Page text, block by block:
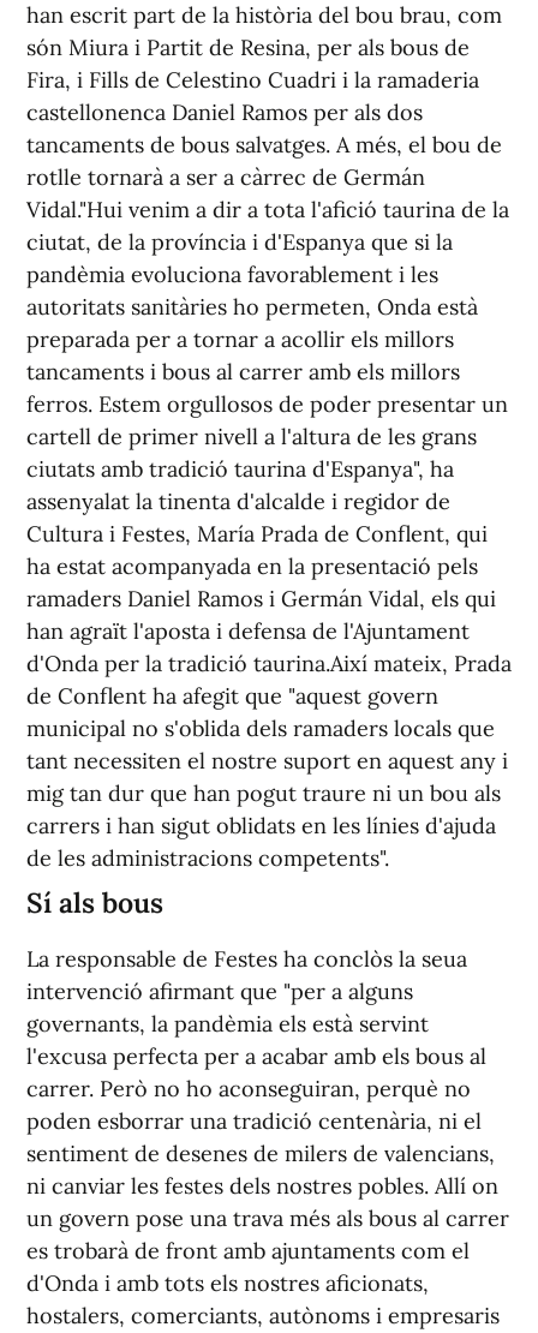
han escrit part de la història del bou brau, com
són Miura i Partit de Resina, per als bous de
Fira, i Fills de Celestino Cuadri i la ramaderia
castellonenca Daniel Ramos per als dos
tancaments de bous salvatges. A més, el bou de
rotlle tornarà a ser a càrrec de Germán
Vidal."Hui venim a dir a tota l'afició taurina de la
ciutat, de la província i d'Espanya que si la
pandèmia evoluciona favorablement i les
autoritats sanitàries ho permeten, Onda està
preparada per a tornar a acollir els millors
tancaments i bous al carrer amb els millors
ferros. Estem orgullosos de poder presentar un
cartell de primer nivell a l'altura de les grans
ciutats amb tradició taurina d'Espanya", ha
assenyalat la tinenta d'alcalde i regidor de
Cultura i Festes, María Prada de Conflent, qui
ha estat acompanyada en la presentació pels
ramaders Daniel Ramos i Germán Vidal, els qui
han agraït l'aposta i defensa de l'Ajuntament
d'Onda per la tradició taurina.Així mateix, Prada
de Conflent ha afegit que "aquest govern
municipal no s'oblida dels ramaders locals que
tant necessiten el nostre suport en aquest any i
mig tan dur que han pogut traure ni un bou als
carrers i han sigut oblidats en les línies d'ajuda
de les administracions competents".
Sí als bous
La responsable de Festes ha conclòs la seua
intervenció afirmant que "per a alguns
governants, la pandèmia els està servint
l'excusa perfecta per a acabar amb els bous al
carrer. Però no ho aconseguiran, perquè no
poden esborrar una tradició centenària, ni el
sentiment de desenes de milers de valencians,
ni canviar les festes dels nostres pobles. Allí on
un govern pose una trava més als bous al carrer
es trobarà de front amb ajuntaments com el
d'Onda i amb tots els nostres aficionats,
hostalers, comerciants, autònoms i empresaris